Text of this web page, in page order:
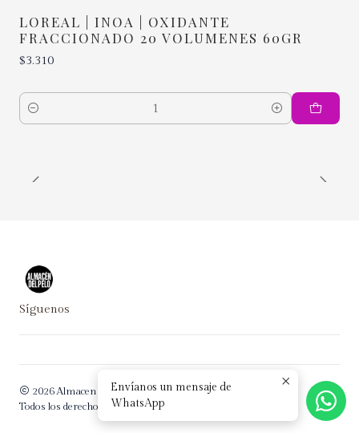
LOREAL | INOA | OXIDANTE
FRACCIONADO 20 VOLUMENES 60GR
$3.310
Cantidad
Síguenos
2026 Almacen del Pelo.
Todos los derechos reservados.Desarrollado por Jumpseller
Envíanos un mensaje de
WhatsApp